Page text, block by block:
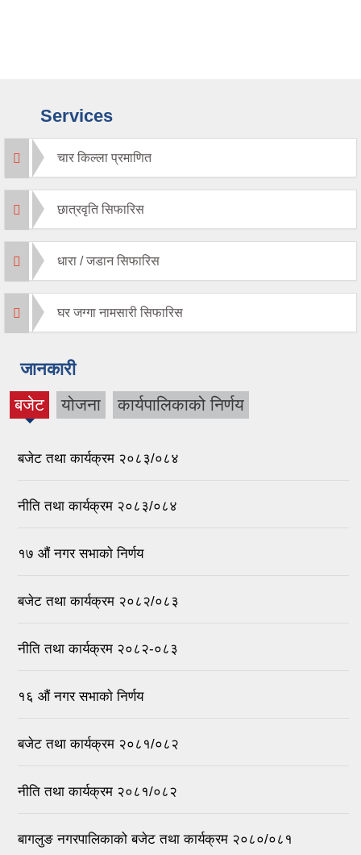
Services
चार किल्ला प्रमाणित
छात्रवृति सिफारिस
धारा / जडान सिफारिस
घर जग्गा नामसारी सिफारिस
जानकारी
बजेट
(active
योजना कार्यपालिकाको निर्णय
बजेट तथा कार्यक्रम २०८३/०८४
नीति तथा कार्यक्रम २०८३/०८४
१७ ‌‍औं नगर सभाकाे निर्णय
बजेट तथा कार्यक्रम २०८२/०८३
नीति तथा कार्यक्रम २०८२-०८३
१६ ‌औं नगर सभाकाे निर्णय
बजेट तथा कार्यक्रम २०८१/०८२
नीति तथा कार्यक्रम २०८१/०८२
बागलुङ नगरपालिकाको बजेट तथा कार्यक्रम २०८०/०८१